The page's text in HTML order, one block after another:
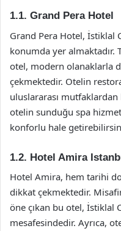
1.1. Grand Pera Hotel
Grand Pera Hotel, İstiklal
konumda yer almaktadır.
otel, modern olanaklarla
çekmektedir. Otelin
uluslararası mutfaklardan
otelin sunduğu spa
konforlu hale
1.2. Hotel Amira
Hotel Amira, hem tarihi
dikkat çekmektedir.
öne çıkan bu otel, İstiklal
mesafesindedir. Ayrıca,